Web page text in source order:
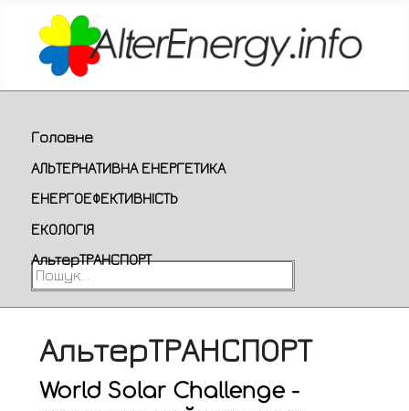
Головне
АЛЬТЕРНАТИВНА ЕНЕРГЕТИКА
ЕНЕРГОЕФЕКТИВНІСТЬ
ЕКОЛОГІЯ
АльтерТРАНСПОРТ
Пошук...
АльтерТРАНСПОРТ
World Solar Challenge -